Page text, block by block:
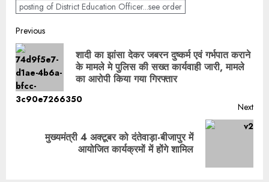
posting of District Education Officer...see order
Previous
शादी का झांसा देकर जबरन दुष्कर्म एवं गर्भपात कराने
के मामले मे पुलिस की सख्त कार्यवाही जारी, मामले
का आरोपी किया गया गिरफ्तार
Next
मुख्यमंत्री 4 अक्टूबर को दंतेवाड़ा-बीजापुर में
आयोजित कार्यक्रमों में होंगे शामिल